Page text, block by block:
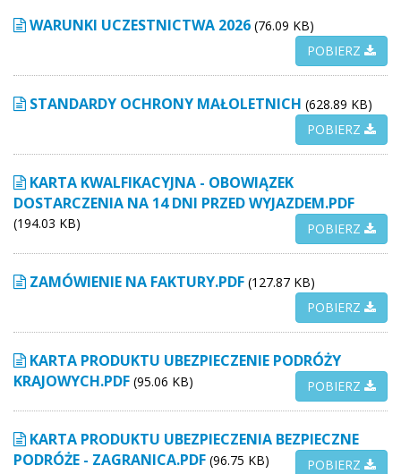
WARUNKI UCZESTNICTWA 2026 (76.09 KB)
POBIERZ
STANDARDY OCHRONY MAŁOLETNICH (628.89 KB)
POBIERZ
KARTA KWALFIKACYJNA - OBOWIĄZEK
DOSTARCZENIA NA 14 DNI PRZED WYJAZDEM.PDF
(194.03 KB) POBIERZ
ZAMÓWIENIE NA FAKTURY.PDF (127.87 KB)
POBIERZ
KARTA PRODUKTU UBEZPIECZENIE PODRÓŻY
KRAJOWYCH.PDF (95.06 KB) POBIERZ
KARTA PRODUKTU UBEZPIECZENIA BEZPIECZNE
PODRÓŻE - ZAGRANICA.PDF (96.75 KB) POBIERZ